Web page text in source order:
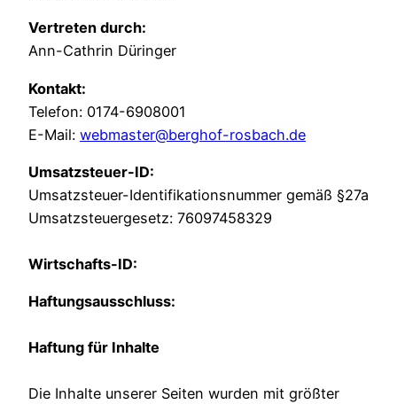
Vertreten durch:
Ann-Cathrin Düringer
Kontakt:
Telefon: 0174-6908001
E-Mail: webmaster@berghof-rosbach.de
Umsatzsteuer-ID:
Umsatzsteuer-Identifikationsnummer gemäß §27a
Umsatzsteuergesetz: 76097458329
Wirtschafts-ID:
Haftungsausschluss:
Haftung für Inhalte
Die Inhalte unserer Seiten wurden mit größter